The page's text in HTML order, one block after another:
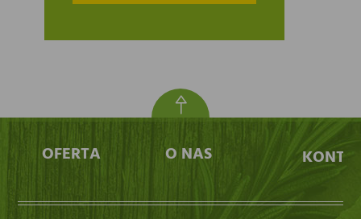
OFERTA O NAS